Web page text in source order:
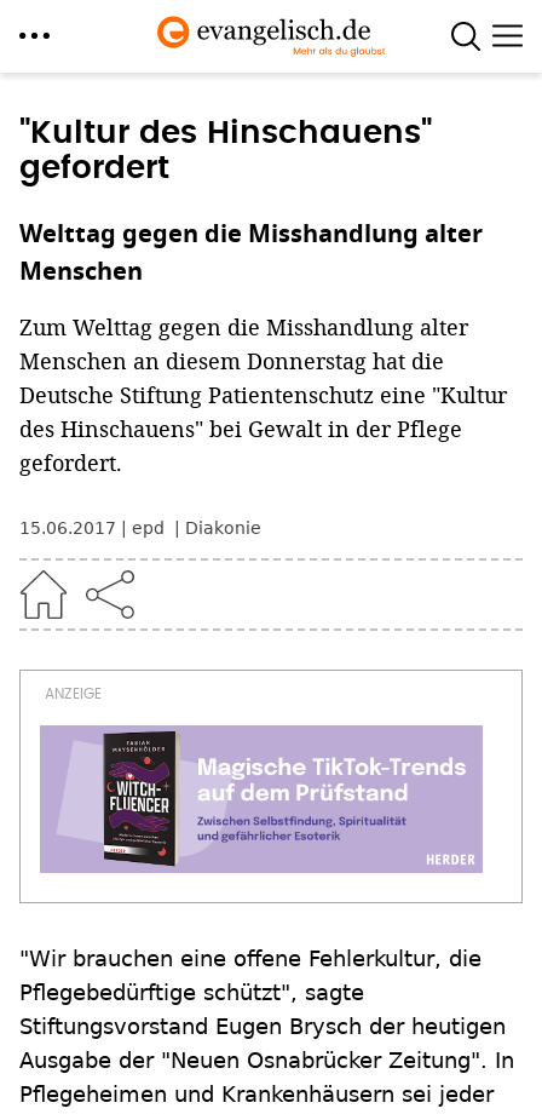
zum
Inhalt
"Kultur des Hinschauens"
gefordert
Welttag gegen die Misshandlung alter
Menschen
Zum Welttag gegen die Misshandlung alter
Menschen an diesem Donnerstag hat die
Deutsche Stiftung Patientenschutz eine "Kultur
des Hinschauens" bei Gewalt in der Pflege
gefordert.
15.06.2017 epd Diakonie
"Wir brauchen eine offene Fehlerkultur, die
Pflegebedürftige schützt", sagte
Stiftungsvorstand Eugen Brysch der heutigen
Ausgabe der "Neuen Osnabrücker Zeitung". In
Pflegeheimen und Krankenhäusern sei jeder